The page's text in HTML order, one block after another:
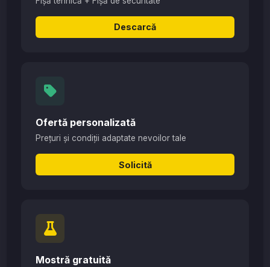
Descarcă
Ofertă personalizată
Prețuri și condiții adaptate nevoilor tale
Solicită
Mostră gratuită